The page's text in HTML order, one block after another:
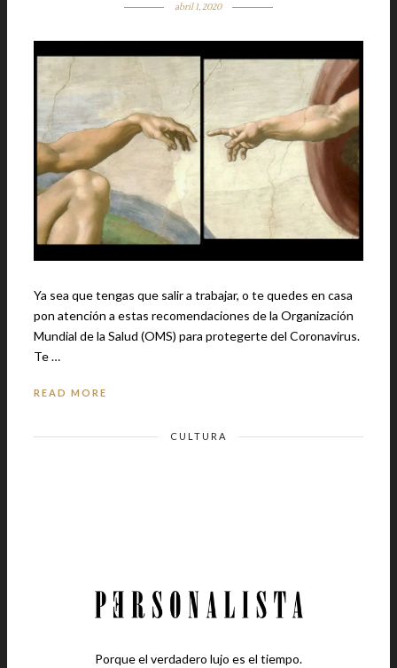
abril 1, 2020
Ya sea que tengas que salir a trabajar, o te quedes en casa
pon atención a estas recomendaciones de la Organización
Mundial de la Salud (OMS) para protegerte del Coronavirus.
Te …
READ MORE
CULTURA
Porque el verdadero lujo es el tiempo.